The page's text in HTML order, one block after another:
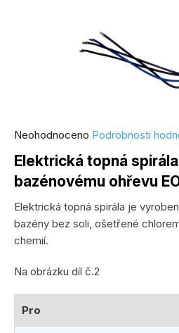
Elektrická topná
bazénovému ohřevu
Průměrné
hodnocení
produktu
je
0,0
z
5
Neohodnoceno Podrobnosti
Elektrická topná spirála je
bazény bez soli, ošetřené
chemií.
Na obrázku díl č.2
Pro